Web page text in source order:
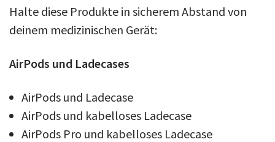
Halte diese Produkte in sicherem Abstand von
deinem medizinischen Gerät:
AirPods und Ladecases
AirPods und Ladecase
AirPods und kabelloses Ladecase
AirPods Pro und kabelloses Ladecase